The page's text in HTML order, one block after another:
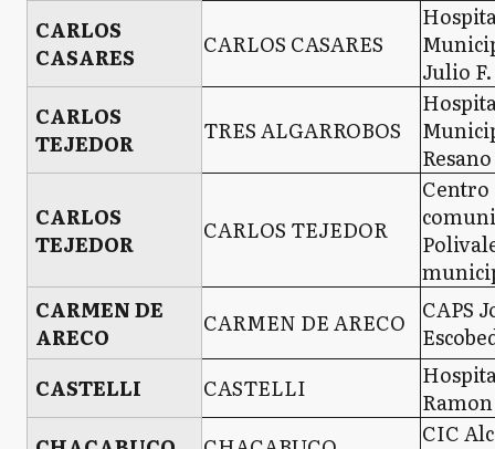
CARLOS
CASARES
CARLOS CASARES
Julio
CARLOS
TEJEDOR
TRES ALGARROBOS
Resano
CARLOS
TEJEDOR
CARLOS TEJEDOR
Centro
CARMEN DE
ARECO
CARMEN DE ARECO
CAPS
CASTELLI
CASTELLI
CIC